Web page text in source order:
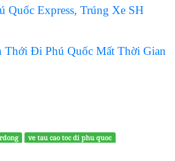
Quốc Express, Trúng Xe SH
Thới Đi Phú Quốc Mất Thời Gian
ve tau cao toc di phu quoc